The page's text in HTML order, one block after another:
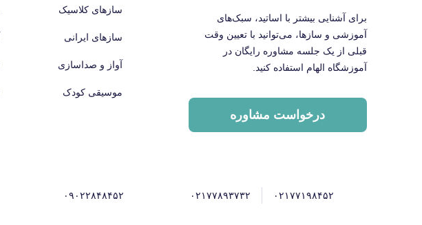
برای آشنایی بیشتر با اساتید، سبک‌های
آموزشی و سازها، می‌توانید با تعیین وقت
قبلی از یک جلسه مشاوره رایگان در
آموزشگاه الهام استفاده کنید.
درخواست مشاوره
سازهای کلاسیک
سازهای ایرانی
آواز و صداسازی
موسیقی کودک
۰۲۱۷۷۱۹۸۴۵۲ ۰۲۱۷۷۸۹۳۷۳۲ ۰۹۰۲۲۸۴۸۴۵۲